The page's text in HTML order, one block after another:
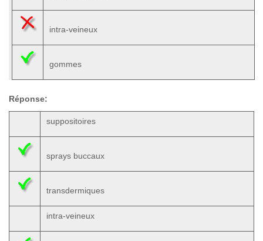
intra-veineux
gommes
Réponse:
suppositoires
sprays buccaux
transdermiques
intra-veineux